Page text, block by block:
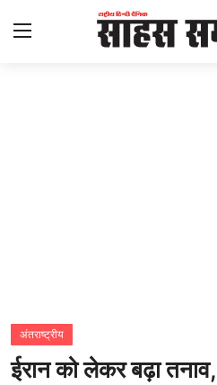
राज्य
अंतराष्ट्रीय
अंतराष्ट्रीय
ईरान को लेकर बढ़ा